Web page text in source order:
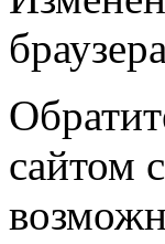
сайтом